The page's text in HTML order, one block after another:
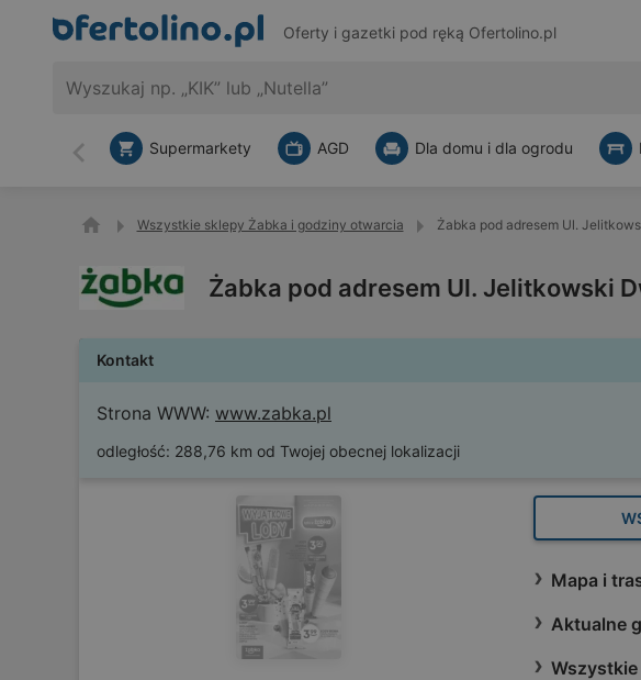
Oferty i gazetki pod ręką Ofertolino.pl
Wstecz
Supermarkety AGD Dla domu i dla ogrodu
Wszystkie sklepy Żabka i godziny otwarcia Żabka pod adresem Ul.
Żabka pod adresem Ul. Jelitkowski
Kontakt
Strona WWW: www.zabka.pl
odległość: 288,76 km od Twojej obecnej lokalizacji
Mapa i
Aktualne